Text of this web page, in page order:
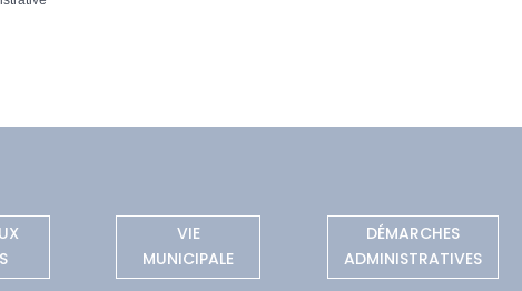
VIE
MUNICIPALE
DÉMARCHES
ADMINISTRATIVES